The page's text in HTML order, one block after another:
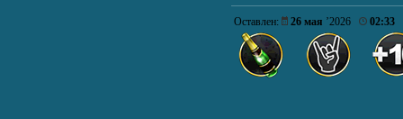
Оставлен: 26 мая ’2026 02:33